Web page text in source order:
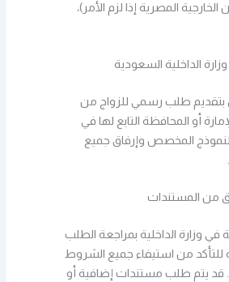
المصرية إذا لزم الأمر)،
بتقديم طلب رسمي للزواج من
أو المحافظة التابع لها في
المخصص وإرفاق جميع
وزارة الداخلية بمراجعة الطلب
للتأكد من استيفاء جميع الشروط
قد يتم طلب مستندات إضافية أو